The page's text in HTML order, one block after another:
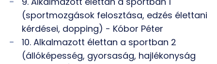
(sportmozgások felosztása, edzés élettani
kérdései, dopping) - Kóbor Péter
10. Alkalmazott élettan a sportban 2
(állóképesség, gyorsaság, hajlékonyság